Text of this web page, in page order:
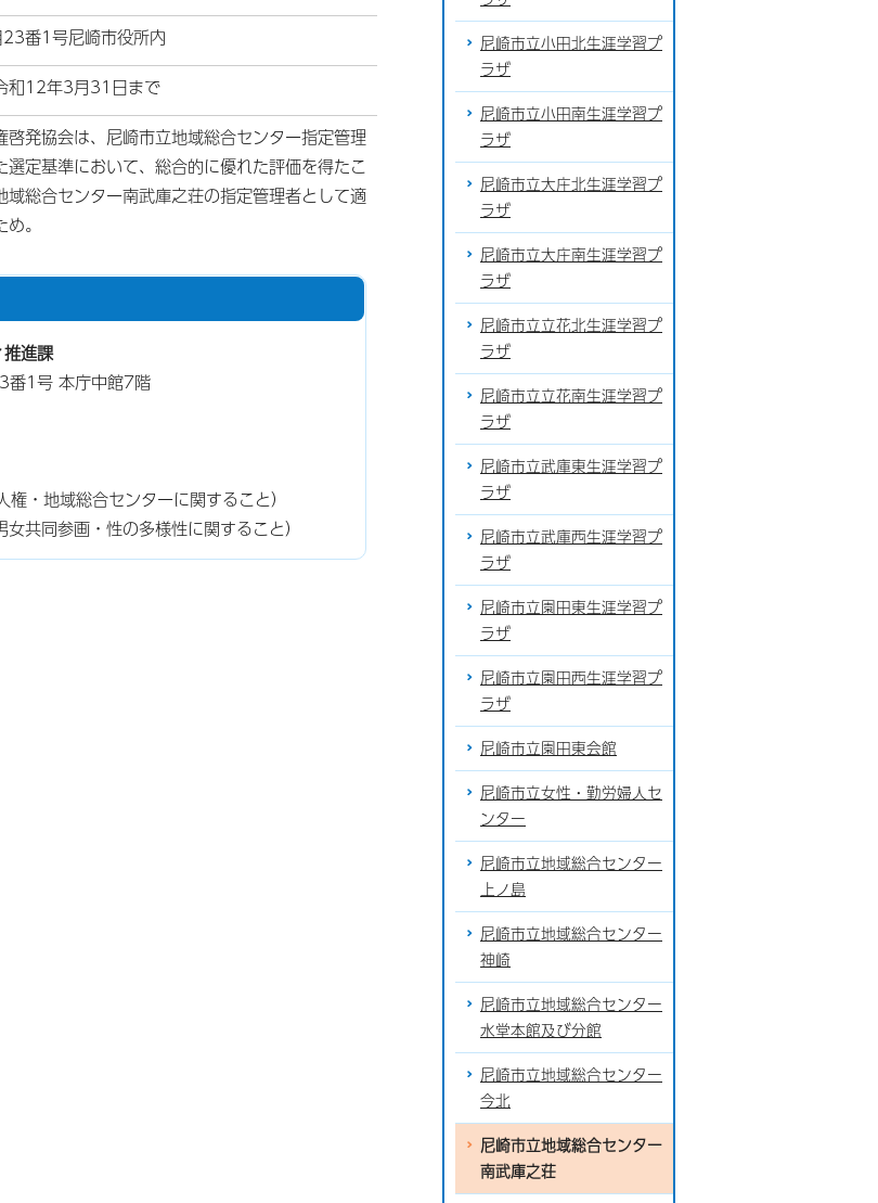
番1号尼崎市役所内
和12年3月31日まで
啓発協会は、尼崎市立地域総合センター指定管理
選定基準において、総合的に優れた評価を得たこ
域総合センター南武庫之荘の指定管理者として適
。
進課
番1号 本庁中館7階
地域総合センターに関すること）
同参画・性の多様性に関すること）
尼崎市立小田北生涯学習プ
ラザ
尼崎市立小田南生涯学習プ
ラザ
尼崎市立大庄北生涯学習プ
ラザ
尼崎市立大庄南生涯学習プ
ラザ
尼崎市立立花北生涯学習プ
ラザ
尼崎市立立花南生涯学習プ
ラザ
尼崎市立武庫東生涯学習プ
ラザ
尼崎市立武庫西生涯学習プ
ラザ
尼崎市立園田東生涯学習プ
ラザ
尼崎市立園田西生涯学習プ
ラザ
尼崎市立園田東会館
尼崎市立女性・勤労婦人セ
ンター
尼崎市立地域総合センター
上ノ島
尼崎市立地域総合センター
神崎
尼崎市立地域総合センター
水堂本館及び分館
尼崎市立地域総合センター
今北
尼崎市立地域総合センター
南武庫之荘